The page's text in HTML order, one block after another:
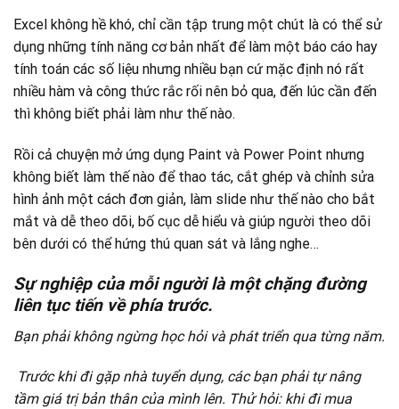
Excel không hề khó, chỉ cần tập trung một chút là có thể sử
dụng những tính năng cơ bản nhất để làm một báo cáo hay
tính toán các số liệu nhưng nhiều bạn cứ mặc định nó rất
nhiều hàm và công thức rắc rối nên bỏ qua, đến lúc cần đến
thì không biết phải làm như thế nào.
Rồi cả chuyện mở ứng dụng Paint và Power Point nhưng
không biết làm thế nào để thao tác, cắt ghép và chỉnh sửa
hình ảnh một cách đơn giản, làm slide như thế nào cho bắt
mắt và dễ theo dõi, bố cục dễ hiểu và giúp người theo dõi
bên dưới có thể hứng thú quan sát và lắng nghe…
Sự nghiệp của mỗi người là một chặng đường
liên tục tiến về phía trước.
Bạn phải không ngừng học hỏi và phát triển qua từng năm.
Trước khi đi gặp nhà tuyển dụng, các bạn phải tự nâng
tầm giá trị bản thân của mình lên. Thử hỏi: khi đi mua